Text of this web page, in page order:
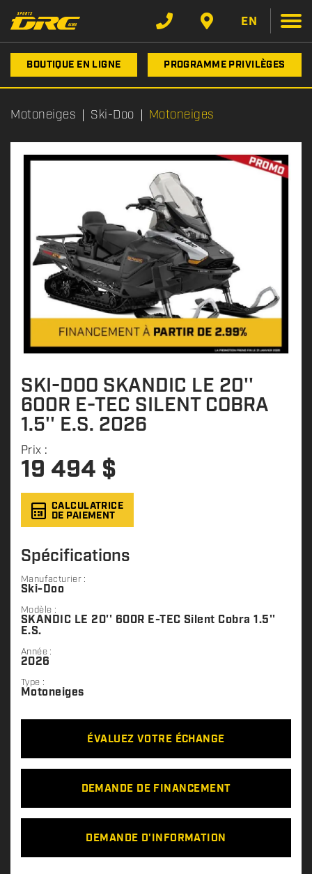
EN
BOUTIQUE EN LIGNE PROGRAMME PRIVILÈGES
Motoneiges Ski-Doo Motoneiges
SKI-DOO SKANDIC LE 20''
600R E-TEC SILENT COBRA
1.5'' E.S. 2026
Prix :
19 494 $
CALCULATRICE
DE PAIEMENT
Spécifications
Manufacturier :
Ski-Doo
Modèle :
SKANDIC LE 20'' 600R E-TEC Silent Cobra 1.5''
E.S.
Année :
2026
Type :
Motoneiges
ÉVALUEZ VOTRE ÉCHANGE
DEMANDE DE FINANCEMENT
DEMANDE D'INFORMATION